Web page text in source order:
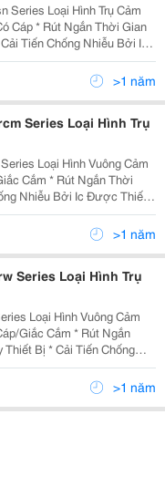
Series Loại Hình Trụ Cảm
Gian
Tiến Chống Nhiễu Bởi Ic
Dc 3-Dây) * Có Mạch
(Dc) * Có
>1 năm
Series Loại Hình Trụ
Loại Hình Vuông Cảm
Ngắn Thời
Nhiễu Bởi Ic Được Thiết
* Có Mạch Bảo Vệ Nối
3-Dây) * Có Mạc
>1 năm
Series Loại Hình Trụ
Loại Hình Vuông Cảm
Cắm * Rút Ngắn
Bị * Cải Tiến Chống
Riêng Biệt (Loại Dc 3-Dây) *
Cực Nguồn (Lo
>1 năm